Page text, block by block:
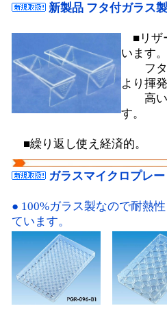
新製品 フタ付ガラス
■リザ
います。
フタ(
より揮
高い
す。
■繰り返し使え経済的。
ガラスマイクロプレ
● 100%ガラス製なので耐熱
ています。